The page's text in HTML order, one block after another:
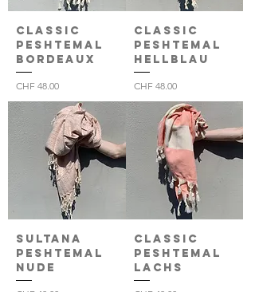
Classic
Peshtemal
bordeaux
Preis
CHF 48.00
Classic
Peshtemal
hellblau
Preis
CHF 48.00
Sultana
Peshtemal
nude
Classic
Peshtemal
Lachs